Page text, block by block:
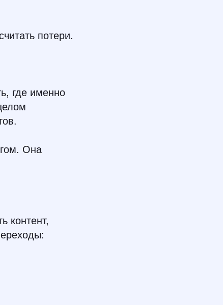
потери.
где именно
Она
контент,